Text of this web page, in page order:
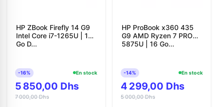
HP ZBook Firefly 14 G9
Intel Core i7-1265U | 16
Go D...
-16% En stock
5 850,00 Dhs
7 000,00 Dhs
HP ProBook x360 435
G9 AMD Ryzen 7 PRO
5875U | 16 Go...
-14% En stock
4 299,00 Dhs
5 000,00 Dhs